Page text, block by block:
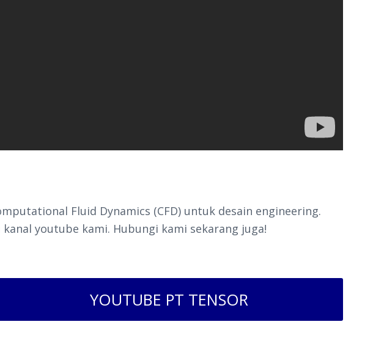
Fluid Dynamics (CFD) untuk desain engineering.
youtube kami. Hubungi kami sekarang juga!
YOUTUBE PT TENSOR